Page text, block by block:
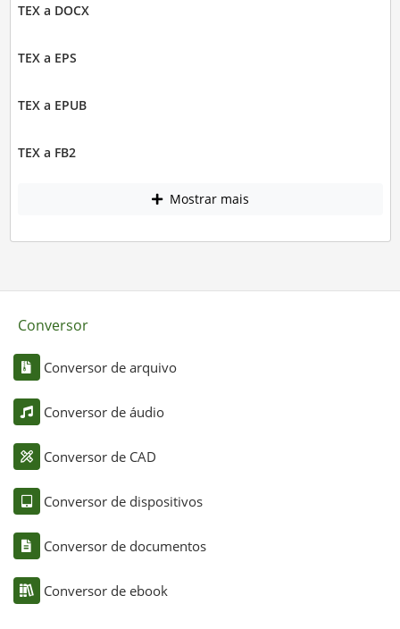
TEX a DOCX
TEX a EPS
TEX a EPUB
TEX a FB2
Mostrar mais
Conversor
Conversor de arquivo
Conversor de áudio
Conversor de CAD
Conversor de dispositivos
Conversor de documentos
Conversor de ebook